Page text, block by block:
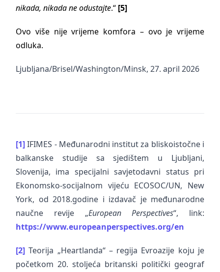
nikada, nikada ne odustajte.“ [5]
Ovo više nije vrijeme komfora – ovo je vrijeme
odluka.
Ljubljana/Brisel/Washington/Minsk, 27. april 2026
[1]IFIMES - Međunarodni institut za bliskoistočne i
balkanske studije sa sjedištem u Ljubljani,
Slovenija, ima specijalni savjetodavni status pri
Ekonomsko-socijalnom vijeću ECOSOC/UN, New
York, od 2018.godine i izdavač je međunarodne
naučne revije „European Perspectives“, link:
https://www.europeanperspectives.org/en
[2] Teorija „Heartlanda“ – regija Evroazije koju je
početkom 20. stoljeća britanski politički geograf